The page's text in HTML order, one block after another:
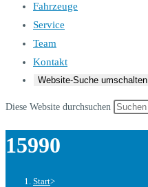
Fahrzeuge
Service
Team
Kontakt
Website-Suche umschalten
Diese Website durchsuchen
15990
Start>